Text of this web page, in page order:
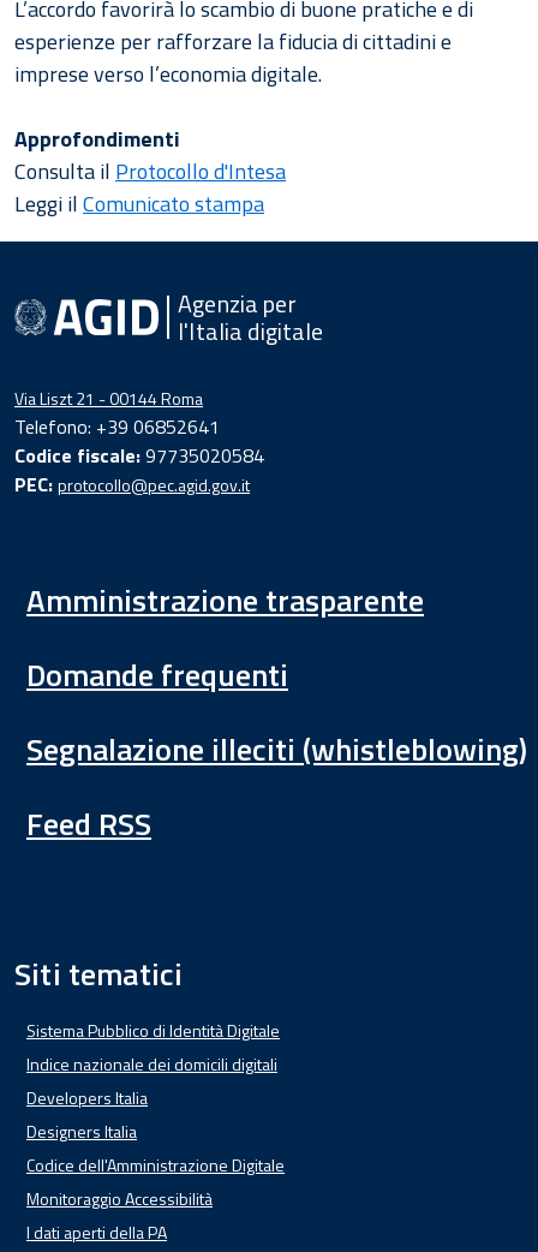
L’accordo favorirà lo scambio di buone pratiche e di
esperienze per rafforzare la fiducia di cittadini e
imprese verso l’economia digitale.
Approfondimenti
Consulta il Protocollo d'Intesa
Leggi ilComunicato stampa
Agenzia per
l'Italia digitale
Via Liszt 21 - 00144 Roma
Telefono: +39 06852641
Codice fiscale:97735020584
PEC:protocollo@pec.agid.gov.it
Amministrazione trasparente
Domande frequenti
Segnalazione illeciti (whistleblowing)
Feed RSS
Siti tematici
Sistema Pubblico di Identità Digitale
Indice nazionale dei domicili digitali
Developers Italia
Designers Italia
Codice dell'Amministrazione Digitale
Monitoraggio Accessibilità
I dati aperti della PA